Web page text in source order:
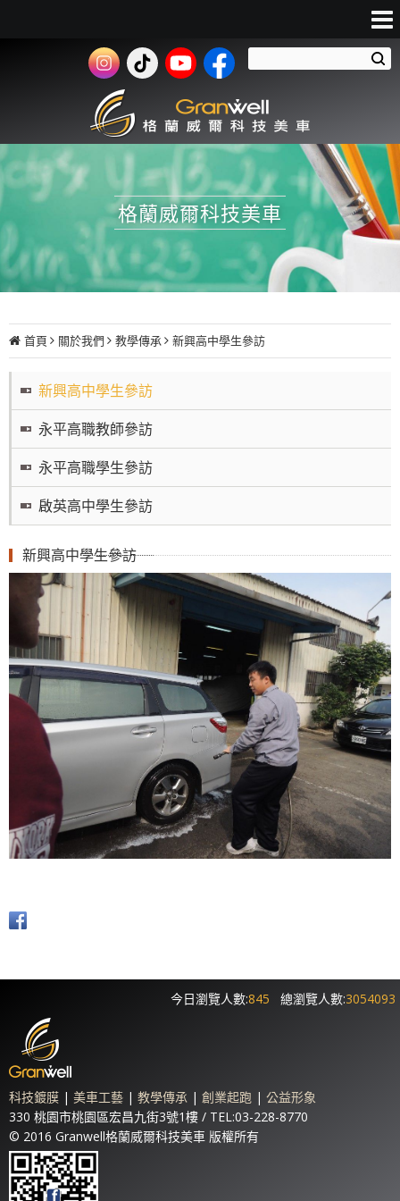
格蘭威爾科技美車
首頁 關於我們 教學傳承 新興高中學生參訪
新興高中學生參訪
永平高職教師參訪
永平高職學生參訪
啟英高中學生參訪
新興高中學生參訪
今日瀏覽人數:845 總瀏覽人數:3054093
科技鍍膜 | 美車工藝 | 教學傳承 | 創業起跑 | 公益形象
330 桃園市桃園區宏昌九街3號1樓 / TEL:03-228-8770
© 2016 Granwell格蘭威爾科技美車 版權所有